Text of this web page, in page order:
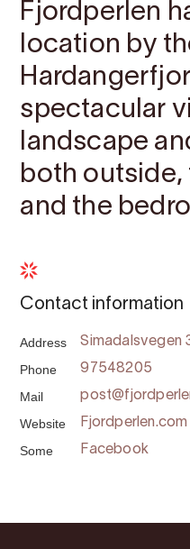
Fjordperlen
location by
spectacular
landscape
both
and the
Contact information
Address Simadalsvegen
Phone 97548205
Mail
Website Fjordperlen.com
Some Facebook